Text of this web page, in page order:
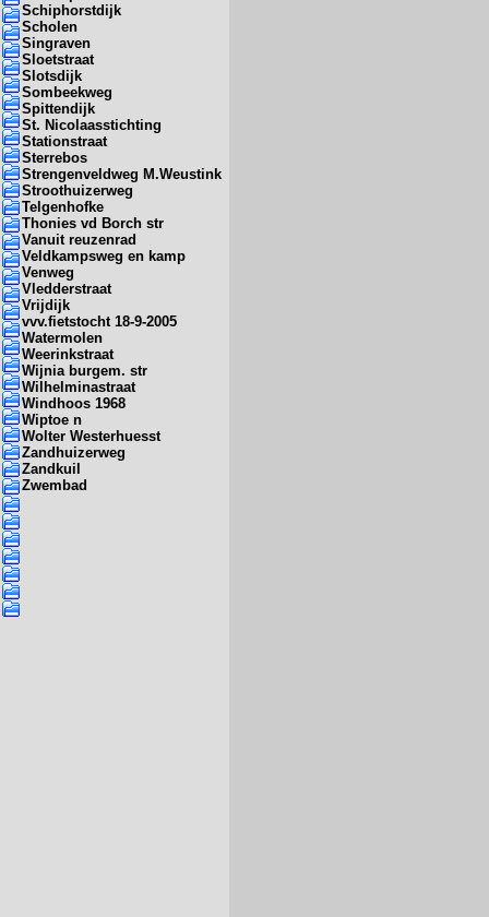
Schiphorstdijk
Scholen
Singraven
Sloetstraat
Slotsdijk
Sombeekweg
Spittendijk
St. Nicolaasstichting
Stationstraat
Sterrebos
Strengenveldweg M.Weustink
Stroothuizerweg
Telgenhofke
Thonies vd Borch str
Vanuit reuzenrad
Veldkampsweg en kamp
Venweg
Vledderstraat
Vrijdijk
vvv.fietstocht 18-9-2005
Watermolen
Weerinkstraat
Wijnia burgem. str
Wilhelminastraat
Windhoos 1968
Wiptoe n
Wolter Westerhuesst
Zandhuizerweg
Zandkuil
Zwembad